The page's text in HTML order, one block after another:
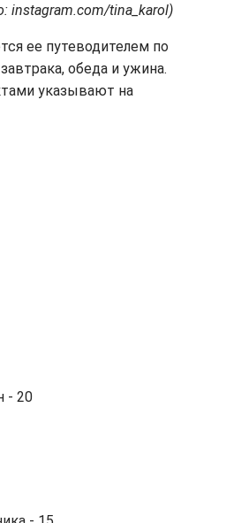
instagram.com/tina_karol)
ее путеводителем по
обеда и ужина.
указывают на
- 20